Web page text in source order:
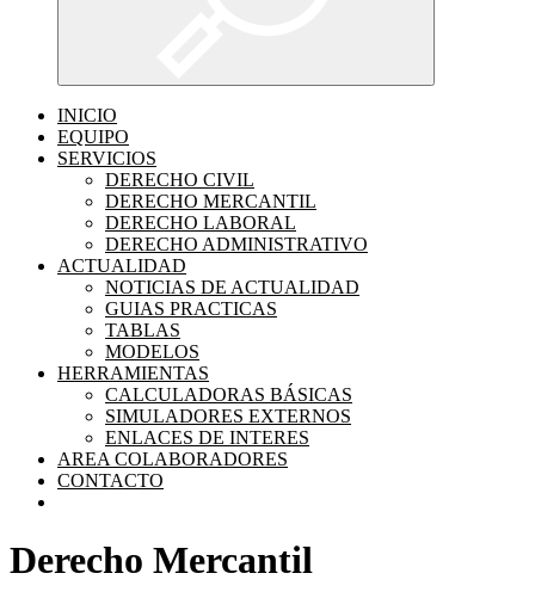
INICIO
EQUIPO
SERVICIOS
DERECHO CIVIL
DERECHO MERCANTIL
DERECHO LABORAL
DERECHO ADMINISTRATIVO
ACTUALIDAD
NOTICIAS DE ACTUALIDAD
GUIAS PRACTICAS
TABLAS
MODELOS
HERRAMIENTAS
CALCULADORAS BÁSICAS
SIMULADORES EXTERNOS
ENLACES DE INTERES
AREA COLABORADORES
CONTACTO
Derecho Mercantil